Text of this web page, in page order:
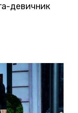
девичник